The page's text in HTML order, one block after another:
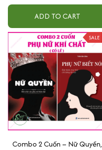
ADD TO CART
SALE
Combo 2 Cuốn – Nữ Quyền,